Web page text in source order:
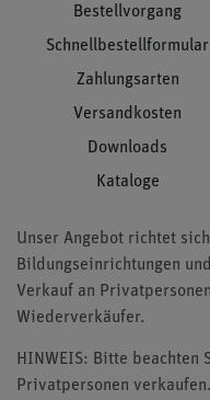
Bestellvorgang
Schnellbestellformular
Zahlungsarten
Versandkosten
Downloads
Kataloge
Unser Angebot richtet
Bildungseinrichtungen
Verkauf an
Wiederverkäufer.
HINWEIS: Bitte beachten
Privatpersonen